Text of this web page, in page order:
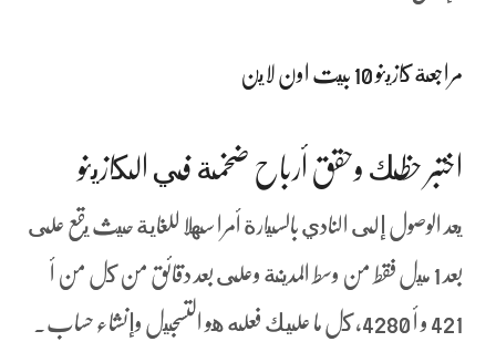
مراجعة كازينو 10 بيت اون لاين
اختبر حظك وحقق أرباح ضخمة في الكازينو
يعد الوصول إلى النادي بالسيارة أمرا سهلا للغاية حيث يقع على
بعد 1 ميل فقط من وسط المدينة وعلى بعد دقائق من كل من أ
421 و أ 4280، كل ما عليك فعله هو التسجيل وإنشاء حساب.